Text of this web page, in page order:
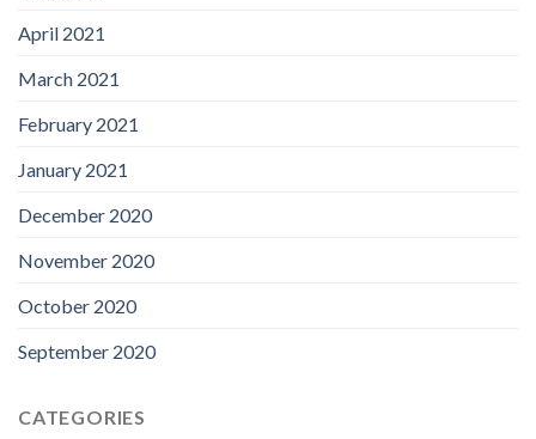
April 2021
March 2021
February 2021
January 2021
December 2020
November 2020
October 2020
September 2020
CATEGORIES